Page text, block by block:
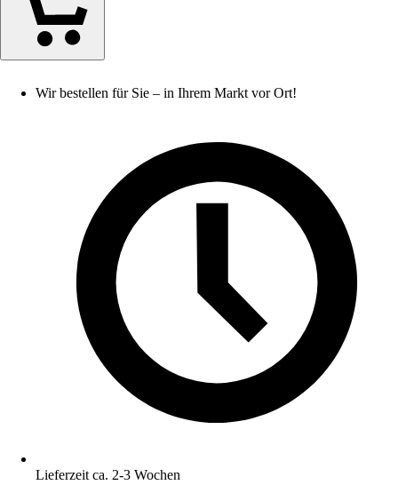
Wir bestellen für Sie – in Ihrem Markt vor Ort!
Lieferzeit ca. 2-3 Wochen